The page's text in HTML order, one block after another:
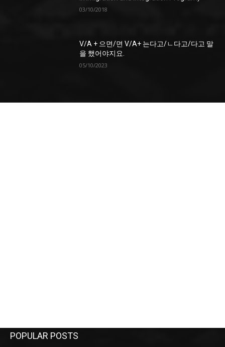
03/10/2018
V/A + 으면/면 V/A+ 는다고/ㄴ다고/다고 말
을 했어야지요.
05/10/2023
POPULAR POSTS